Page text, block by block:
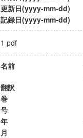
更新日(yyyy-mm-dd)
記録日(yyyy-mm-dd)
1 pdf
名前
翻訳
巻
号
年
月